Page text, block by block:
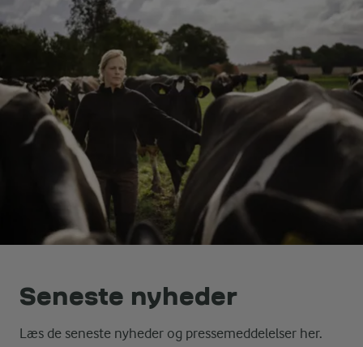
Seneste nyheder
Læs de seneste nyheder og pressemeddelelser her.